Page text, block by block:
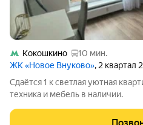
Кокошкино
10 мин.
ЖК «Новое Внуково», 2 квартал
Сдаётся 1 к светлая уютная
техника и мебель в наличии.